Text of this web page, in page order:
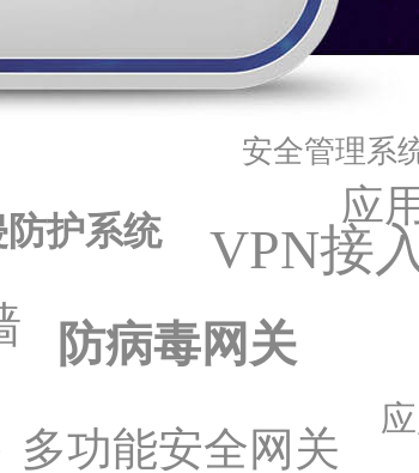
安全管理系
防护系统
VPN接
防病毒网关
多功能安全网关
应